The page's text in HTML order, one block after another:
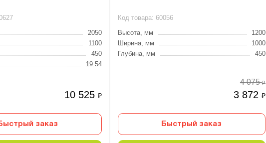
2050
1100
450
19.54
10 525 ₽
заказ
Код товара: 60056
Высота, мм
1200
Ширина, мм
1000
Глубина, мм
450
3 872 ₽
4 075₽
Быстрый заказ